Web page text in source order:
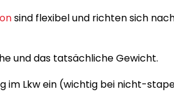
sind flexibel und richten sich
und das tatsächliche Gewicht.
im Lkw ein (wichtig bei nicht-